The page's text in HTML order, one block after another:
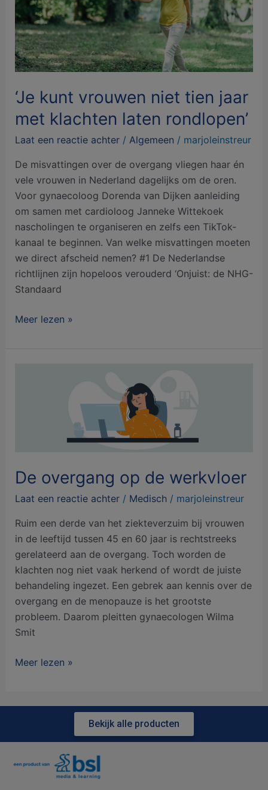
‘Je kunt vrouwen niet tien jaar
met klachten laten rondlopen’
Laat een reactie achter / Algemeen / marjoleinstreur
De misvattingen over de overgang vliegen haar én
vele vrouwen in Nederland dagelijks om de oren.
Voor gynaecoloog Dorenda van Dijken aanleiding
om samen met cardioloog Janneke Wittekoek
nascholingen te organiseren en zelfs een TikTok-
kanaal te beginnen. Van welke misvattingen moeten
we direct afscheid nemen? #1 De Nederlandse
richtlijnen zijn hopeloos verouderd ‘Onjuist: de NHG-
Standaard
tien
jaar
met
klachten
laten
Meer lezen »
De overgang op de werkvloer
Laat een reactie achter / Medisch/ marjoleinstreur
Ruim een derde van het ziekteverzuim bij vrouwen
in de leeftijd tussen 45 en 60 jaar is rechtstreeks
gerelateerd aan de overgang. Toch worden de
klachten nog niet vaak herkend of wordt de juiste
behandeling ingezet. Een gebrek aan kennis over de
overgang en de menopauze is het grootste
probleem. Daarom pleitten gynaecologen Wilma
Smit
Meer lezen »
Bekijk alle producten